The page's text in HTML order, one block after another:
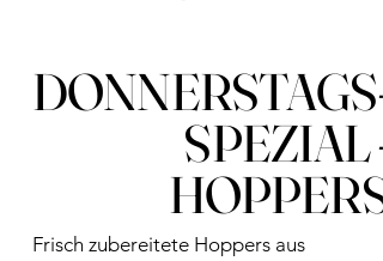
DONNERSTAGS-
SPEZIAL -
HOPPERS
Frisch zubereitete Hoppers aus